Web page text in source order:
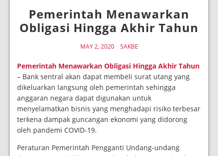
Pemerintah Menawarkan
Obligasi Hingga Akhir Tahun
MAY 2, 2020 SAKBE
Pemerintah Menawarkan Obligasi Hingga Akhir Tahun
– Bank sentral akan dapat membeli surat utang yang
dikeluarkan langsung oleh pemerintah sehingga
anggaran negara dapat digunakan untuk
menyelamatkan bisnis yang menghadapi risiko terbesar
terkena dampak guncangan ekonomi yang didorong
oleh pandemi COVID-19.
Peraturan Pemerintah Pengganti Undang-undang